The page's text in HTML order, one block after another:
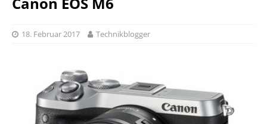
18. Februar 2017 Technikblogger